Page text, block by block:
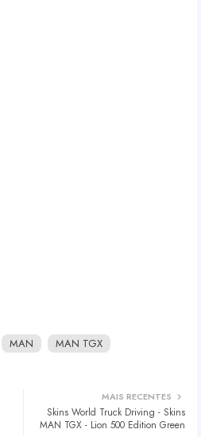
MAN
MAN TGX
MAIS RECENTES
Skins World Truck Driving - Skins
MAN TGX - Lion 500 Edition Green